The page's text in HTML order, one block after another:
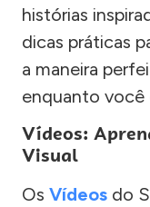
histórias
dicas práticas
a maneira
enquanto você
Vídeos:
Visual
Os Vídeos do